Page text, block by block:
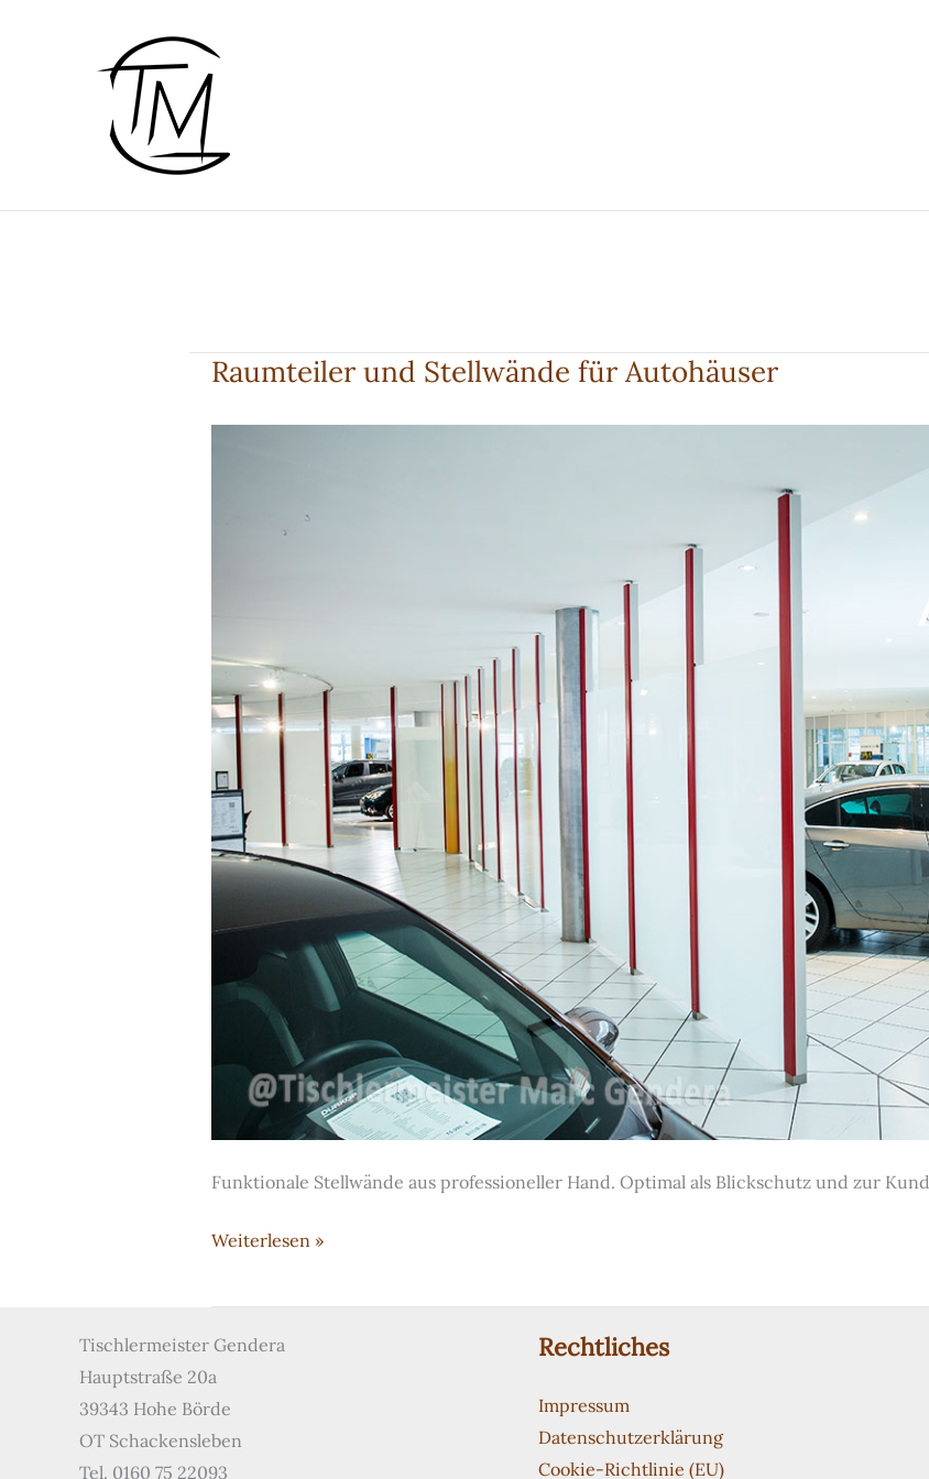
Raumteiler und Stellwände für Autohäuser
Funktionale Stellwände aus professioneller Hand. Optimal als Blickschutz und zur
Raumteiler
Stellwände
für
Weiterlesen »
Tischlermeister Gendera
Hauptstraße 20a
39343 Hohe Börde
OT Schackensleben
Tel. 0160 75 22093
Rechtliches
Impressum
Datenschutzerklärung
Cookie-Richtlinie (EU)